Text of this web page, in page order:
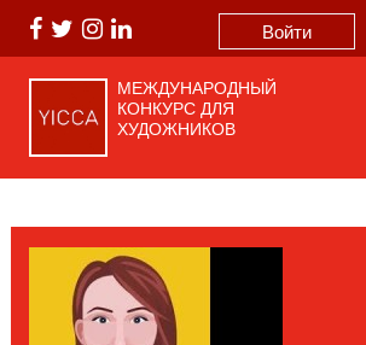
Войти
МЕЖДУНАРОДНЫЙ
КОНКУРС ДЛЯ
ХУДОЖНИКОВ